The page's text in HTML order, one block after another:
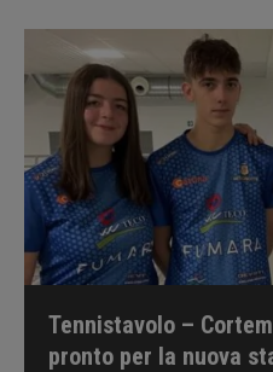
Tennistavolo –
pronto per la nuova